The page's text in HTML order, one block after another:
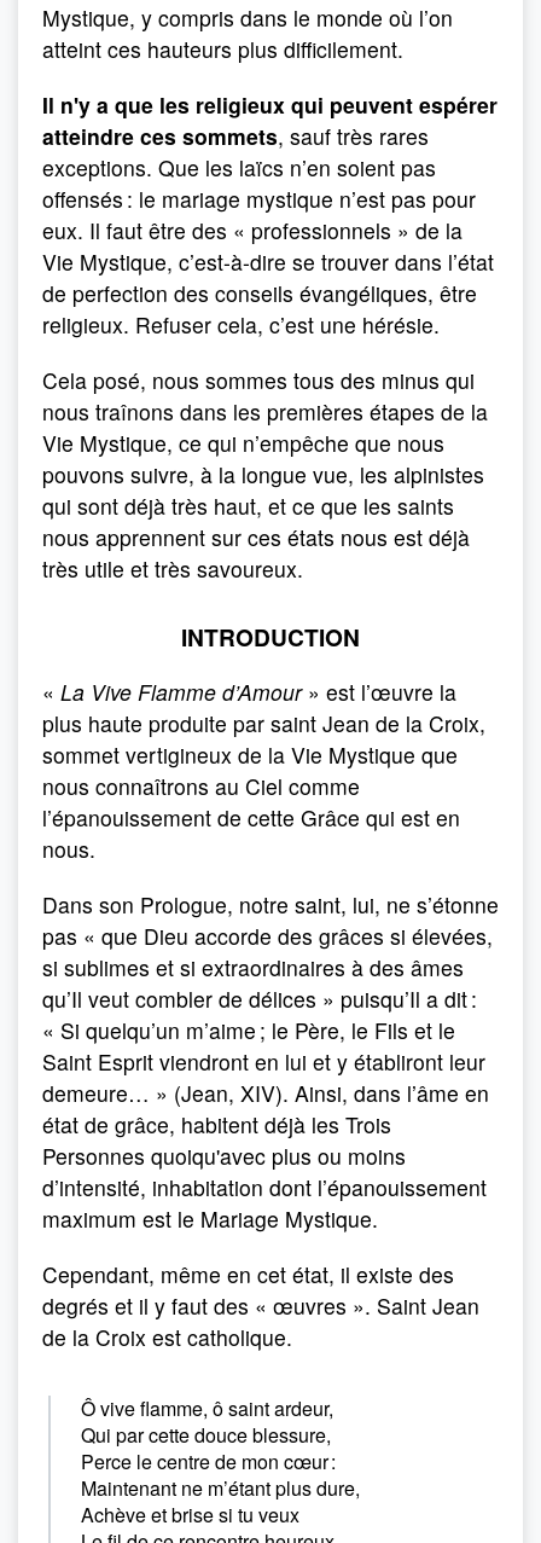
Mystique, y compris dans le monde où l’on
atteint ces hauteurs plus difficilement.
Il n'y a que les religieux qui peuvent espérer
atteindre ces sommets, sauf très rares
exceptions. Que les laïcs n’en soient pas
offensés : le mariage mystique n’est pas pour
eux. Il faut être des « professionnels » de la
Vie Mystique, c’est-à-dire se trouver dans l’état
de perfection des conseils évangéliques, être
religieux. Refuser cela, c’est une hérésie.
Cela posé, nous sommes tous des minus qui
nous traînons dans les premières étapes de la
Vie Mystique, ce qui n’empêche que nous
pouvons suivre, à la longue vue, les alpinistes
qui sont déjà très haut, et ce que les saints
nous apprennent sur ces états nous est déjà
très utile et très savoureux.
INTRODUCTION
« La Vive Flamme d’Amour» est l’œuvre la
plus haute produite par saint Jean de la Croix,
sommet vertigineux de la Vie Mystique que
nous connaîtrons au Ciel comme
l’épanouissement de cette Grâce qui est en
nous.
Dans son Prologue, notre saint, lui, ne s’étonne
pas « que Dieu accorde des grâces si élevées,
si sublimes et si extraordinaires à des âmes
qu’Il veut combler de délices » puisqu’Il a dit :
« Si quelqu’un m’aime ; le Père, le Fils et le
Saint Esprit viendront en lui et y établiront leur
demeure… » (Jean, XIV). Ainsi, dans l’âme en
état de grâce, habitent déjà les Trois
Personnes quoiqu'avec plus ou moins
d’intensité, inhabitation dont l’épanouissement
maximum est le Mariage Mystique.
Cependant, même en cet état, il existe des
degrés et il y faut des « œuvres ». Saint Jean
de la Croix est catholique.
Ô vive flamme, ô saint ardeur,
Qui par cette douce blessure,
Perce le centre de mon cœur :
Maintenant ne m’étant plus dure,
Achève et brise si tu veux